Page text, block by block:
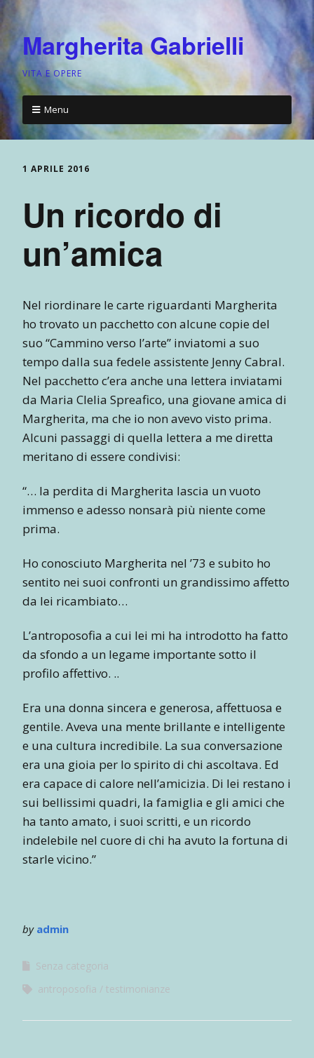
Margherita Gabrielli
VITA E OPERE
Menu
1 APRILE 2016
Un ricordo di
un’amica
Nel riordinare le carte riguardanti Margherita
ho trovato un pacchetto con alcune copie del
suo “Cammino verso l’arte” inviatomi a suo
tempo dalla sua fedele assistente Jenny Cabral.
Nel pacchetto c’era anche una lettera inviatami
da Maria Clelia Spreafico, una giovane amica di
Margherita, ma che io non avevo visto prima.
Alcuni passaggi di quella lettera a me diretta
meritano di essere condivisi:
“… la perdita di Margherita lascia un vuoto
immenso e adesso nonsarà più niente come
prima.
Ho conosciuto Margherita nel ’73 e subito ho
sentito nei suoi confronti un grandissimo affetto
da lei ricambiato…
L’antroposofia a cui lei mi ha introdotto ha fatto
da sfondo a un legame importante sotto il
profilo affettivo. ..
Era una donna sincera e generosa, affettuosa e
gentile. Aveva una mente brillante e intelligente
e una cultura incredibile. La sua conversazione
era una gioia per lo spirito di chi ascoltava. Ed
era capace di calore nell’amicizia. Di lei restano i
sui bellissimi quadri, la famiglia e gli amici che
ha tanto amato, i suoi scritti, e un ricordo
indelebile nel cuore di chi ha avuto la fortuna di
starle vicino.”
by admin
Senza categoria
antroposofia
testimonianze